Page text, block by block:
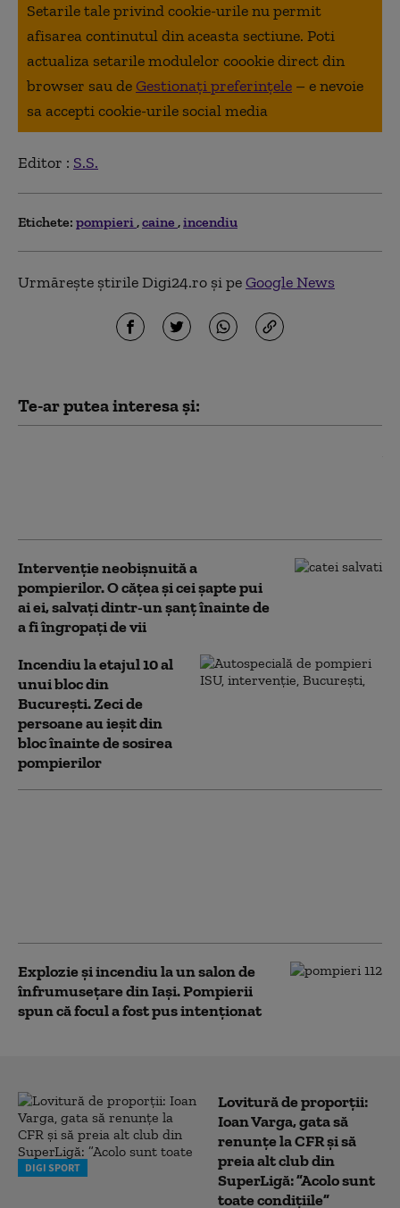
Setarile tale privind cookie-urile nu permit
afisarea continutul din aceasta sectiune. Poti
actualiza setarile modulelor coookie direct din
browser sau deGestionați preferințele – e nevoie
sa accepti cookie-urile social media
Editor : S.S.
Etichete: pompieri caine incendiu
Urmărește știrile Digi24.ro și peGoogle News
Te-ar putea interesa și:
Intervenție neobișnuită a
pompierilor. O cățea și cei șapte pui
ai ei, salvați dintr-un șanț înainte de
a fi îngropați de vii
Incendiu la etajul 10 al
unui bloc din
București. Zeci de
persoane au ieșit din
bloc înainte de sosirea
pompierilor
Explozie și incendiu la un salon de
înfrumusețare din Iași. Pompierii
spun că focul a fost pus intenționat
DIGI SPORT
Lovitură de proporții:
Ioan Varga, gata să
renunțe la CFR și să
preia alt club din
SuperLigă: ”Acolo sunt
toate condițiile”